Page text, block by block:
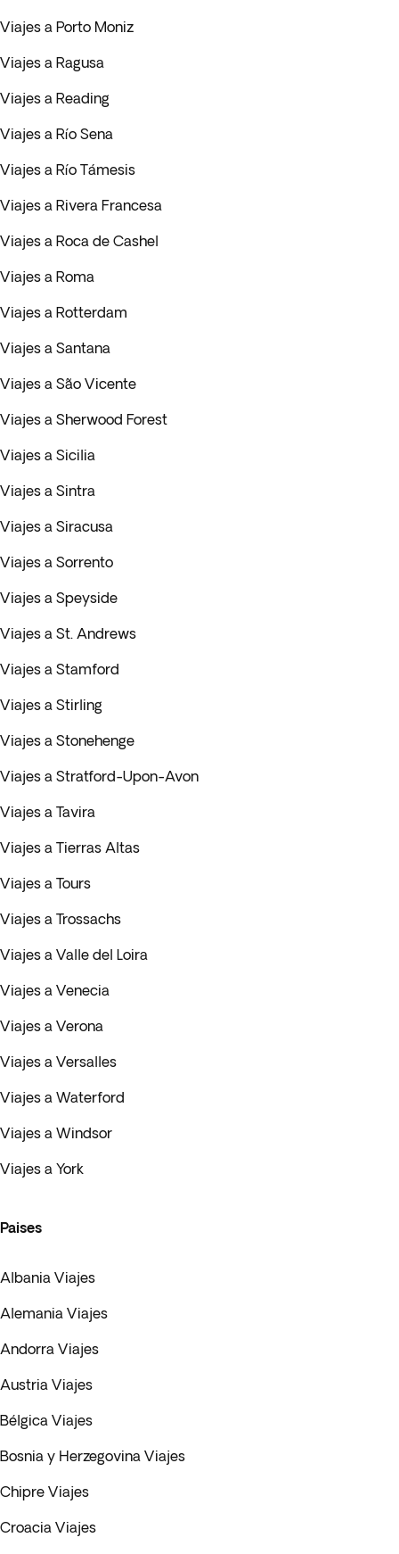
Viajes a Porto Moniz
Viajes a Ragusa
Viajes a Reading
Viajes a Río Sena
Viajes a Río Támesis
Viajes a Rivera Francesa
Viajes a Roca de Cashel
Viajes a Roma
Viajes a Rotterdam
Viajes a Santana
Viajes a São Vicente
Viajes a Sherwood Forest
Viajes a Sicilia
Viajes a Sintra
Viajes a Siracusa
Viajes a Sorrento
Viajes a Speyside
Viajes a St. Andrews
Viajes a Stamford
Viajes a Stirling
Viajes a Stonehenge
Viajes a Stratford-Upon-Avon
Viajes a Tavira
Viajes a Tierras Altas
Viajes a Tours
Viajes a Trossachs
Viajes a Valle del Loira
Viajes a Venecia
Viajes a Verona
Viajes a Versalles
Viajes a Waterford
Viajes a Windsor
Viajes a York
Paises
Albania Viajes
Alemania Viajes
Andorra Viajes
Austria Viajes
Bélgica Viajes
Bosnia y Herzegovina Viajes
Chipre Viajes
Croacia Viajes